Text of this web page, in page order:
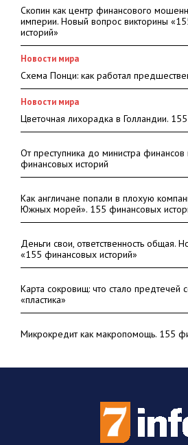
Скопин как центр финансового
империи. Новый вопрос викторины
историй»
Новости мира
Схема Понци: как работал
Новости мира
Цветочная лихорадка в Голландии.
От преступника до министра
финансовых историй
Как англичане попали в плохую
Южных морей». 155 финансовых
Деньги свои, ответственность общая.
«155 финансовых историй»
Карта сокровищ: что стало предтечей
«пластика»
Микрокредит как макропомощь. 155